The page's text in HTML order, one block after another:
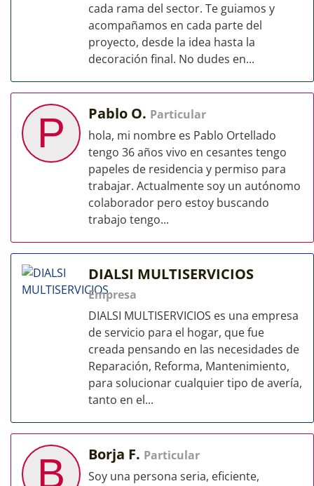
cada rama del sector. Te guiamos y
acompañamos en cada parte del
proyecto, desde la idea hasta la
decoración final. No dudes en...
P Pablo O. Particular
hola, mi nombre es Pablo Ortellado
tengo 36 años vivo en cesantes tengo
papeles de residencia y permiso para
trabajar. Actualmente soy un autónomo
colaborador pero estoy buscando
trabajo tengo...
DIALSI MULTISERVICIOS
Empresa
DIALSI MULTISERVICIOS es una empresa
de servicio para el hogar, que fue
creada pensando en las necesidades de
Reparación, Reforma, Mantenimiento,
para solucionar cualquier tipo de avería,
tanto en el...
B Borja F. Particular
Soy una persona seria, eficiente,